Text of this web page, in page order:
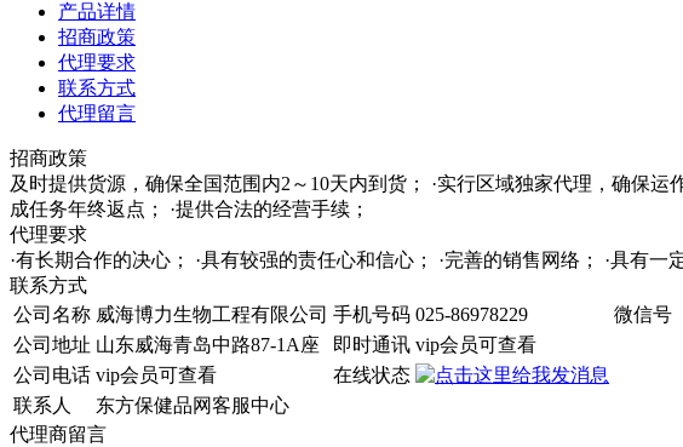
产品详情
招商政策
代理要求
联系方式
代理留言
招商政策
及时提供货源，确保全国范围内2～10天内到货； ·实行区域独家代理，确保
成任务年终返点； ·提供合法的经营手续；
代理要求
·有长期合作的决心； ·具有较强的责任心和信心； ·完善的销售网络； ·具有
联系方式
公司名称 威海博力生物工程有限公司 手机号码 025-86978229
微信号
公司地址 山东威海青岛中路87-1A座 即时通讯 vip会员可查看
公司电话 vip会员可查看
在线状态
联系人
东方保健品网客服中心
代理商留言